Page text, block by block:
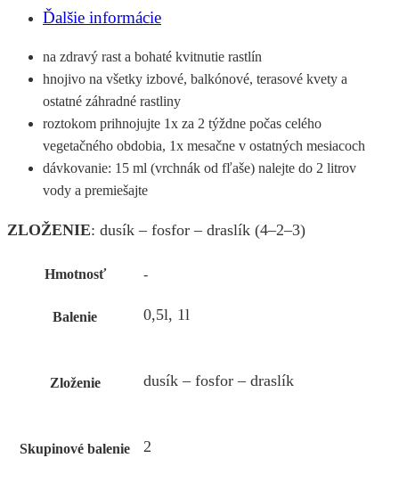
Ďalšie informácie
na zdravý rast a bohaté kvitnutie rastlín
hnojivo na všetky izbové, balkónové, terasové kvety a
ostatné záhradné rastliny
roztokom prihnojujte 1x za 2 týždne počas celého
vegetačného obdobia, 1x mesačne v ostatných mesiacoch
dávkovanie: 15 ml (vrchnák od fľaše) nalejte do 2 litrov
vody a premiešajte
ZLOŽENIE: dusík – fosfor – draslík (4–2–3)
Hmotnosť -
Balenie 0,5l, 1l
Zloženie dusík – fosfor – draslík
Skupinové balenie 2